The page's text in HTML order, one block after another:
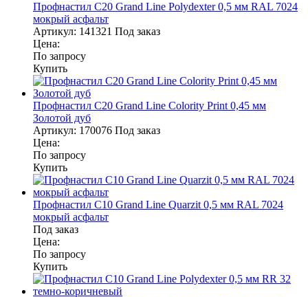
Профнастил С20 Grand Line Polydexter 0,5 мм RAL 7024
мокрый асфальт
Артикул: 141321 Под заказ
Цена:
По запросу
Купить
Профнастил С20 Grand Line Colority Print 0,45 мм
Золотой дуб
Артикул: 170076 Под заказ
Цена:
По запросу
Купить
Профнастил С10 Grand Line Quarzit 0,5 мм RAL 7024
мокрый асфальт
Под заказ
Цена:
По запросу
Купить